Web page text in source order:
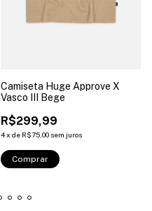
Camiseta Huge Approve X
Vasco III Bege
R$299,99
4x de R$75,00 sem juros
Comprar